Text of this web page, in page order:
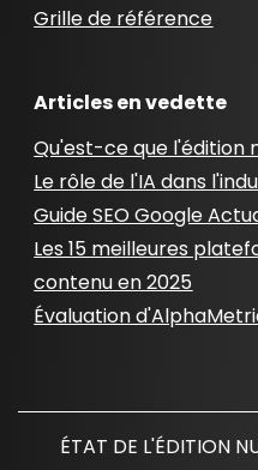
Grille de référence
Articles en vedette
Qu'est-ce que l'édition
Le rôle de l'IA dans
Guide SEO Google
Les 15 meilleures
contenu en 2025
Évaluation
ÉTAT DE L'ÉDITION